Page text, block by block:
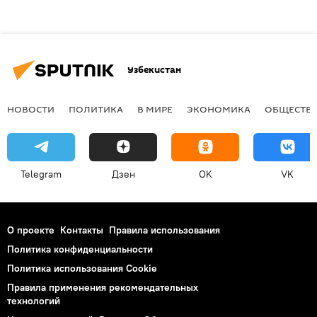
Узбекистан
НОВОСТИ ПОЛИТИКА В МИРЕ ЭКОНОМИКА
Telegram Дзен OK VK
О проекте Контакты Правила использования
Политика конфиденциальности
Политика использования Cookie
Правила применения рекомендательных
технологий